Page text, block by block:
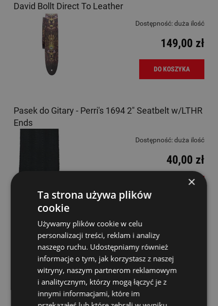
David Bollt Direct To Leather
Dostępność:duża ilość
149,00 zł
DO KOSZYKA
Pasek do Gitary - Perri's 1694 2" Seatbelt w/LTHR
Ends
Dostępność:duża ilość
40,00 zł
DO KOSZYKA×
Ta strona używa plików
cookie
Używamy plików cookie w celu
personalizacji treści, reklam i analizy
naszego ruchu. Udostępniamy również
informacje o tym, jak korzystasz z naszej
witryny, naszym partnerom reklamowym
i analitycznym, którzy mogą łączyć je z
innymi informacjami, które im